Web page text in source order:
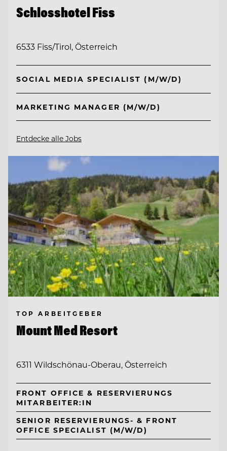
Schlosshotel Fiss
6533 Fiss/Tirol, Österreich
SOCIAL MEDIA SPECIALIST (M/W/D)
MARKETING MANAGER (M/W/D)
Entdecke alle Jobs
TOP ARBEITGEBER
Mount Med Resort
6311 Wildschönau-Oberau, Österreich
FRONT OFFICE & RESERVIERUNGS
MITARBEITER:IN
SENIOR RESERVIERUNGS- & FRONT
OFFICE SPECIALIST (M/W/D)